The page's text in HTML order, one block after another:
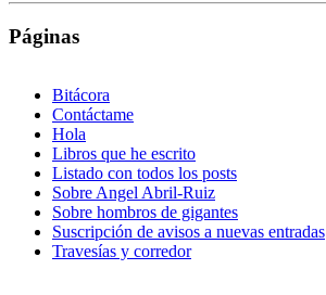
Páginas
Bitácora
Contáctame
Hola
Libros que he escrito
Listado con todos los posts
Sobre Angel Abril-Ruiz
Sobre hombros de gigantes
Suscripción de avisos a nuevas entradas
Travesías y corredor